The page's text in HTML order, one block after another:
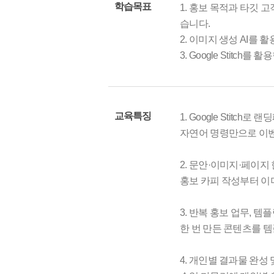
학습목표
1. 홍보 목적과 타깃
습니다.
2. 이미지 생성 AI를 활
3. Google Stitch를 활
교육특징
1. Google Stitch로 랜
자연어 명령만으로 이
2. 문안·이미지·페이지
홍보 카피 작성부터
3. 반복 홍보 업무, 템
한 번 만든 콘텐츠를
4. 개인별 결과물 완성